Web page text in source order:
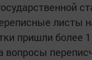
листы
пришли более
вопросы